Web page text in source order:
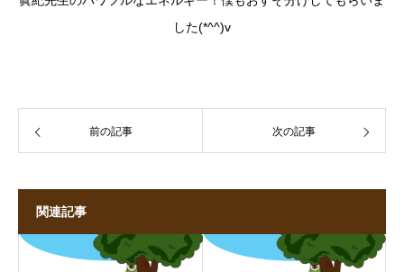
した(*^^)v
前の記事 次の記事
関連記事